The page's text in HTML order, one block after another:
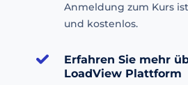
Anmeldung zum Kurs
und kostenlos.
Erfahren Sie mehr
LoadView Plattform